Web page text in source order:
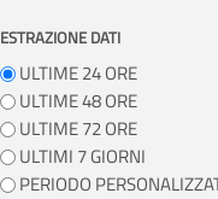
ESTRAZIONE DATI
ULTIME 24 ORE
ULTIME 48 ORE
ULTIME 72 ORE
ULTIMI 7 GIORNI
PERIODO